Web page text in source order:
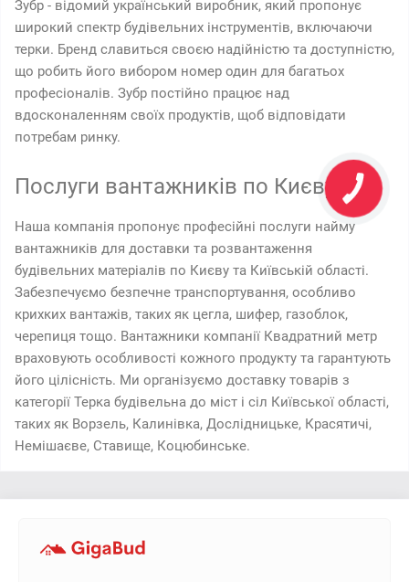
Зубр - відомий український виробник, який пропонує
широкий спектр будівельних інструментів, включаючи
терки. Бренд славиться своєю надійністю та доступністю,
що робить його вибором номер один для багатьох
професіоналів. Зубр постійно працює над
вдосконаленням своїх продуктів, щоб відповідати
потребам ринку.
Послуги вантажників по Києву
Наша компанія пропонує професійні послуги найму
вантажників для доставки та розвантаження
будівельних матеріалів по Києву та Київській області.
Забезпечуємо безпечне транспортування, особливо
крихких вантажів, таких як цегла, шифер, газоблок,
черепиця тощо. Вантажники компанії Квадратний метр
враховують особливості кожного продукту та гарантують
його цілісність. Ми організуємо доставку товарів з
категорії Терка будівельна до міст і сіл Київської області,
таких як Ворзель, Калинівка, Дослідницьке, Красятичі,
Немішаєве, Ставище, Коцюбинське.